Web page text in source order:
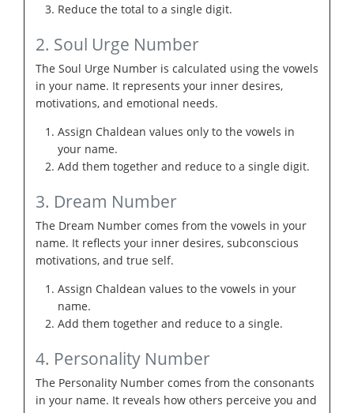
Reduce the total to a single digit.
2. Soul Urge Number
The Soul Urge Number is calculated using the vowels
in your name. It represents your inner desires,
motivations, and emotional needs.
Assign Chaldean values only to the vowels in
your name.
Add them together and reduce to a single digit.
3. Dream Number
The Dream Number comes from the vowels in your
name. It reflects your inner desires, subconscious
motivations, and true self.
Assign Chaldean values to the vowels in your
name.
Add them together and reduce to a single.
4. Personality Number
The Personality Number comes from the consonants
in your name. It reveals how others perceive you and